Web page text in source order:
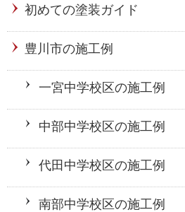
初めての塗装ガイド
豊川市の施工例
一宮中学校区の施工例
中部中学校区の施工例
代田中学校区の施工例
南部中学校区の施工例